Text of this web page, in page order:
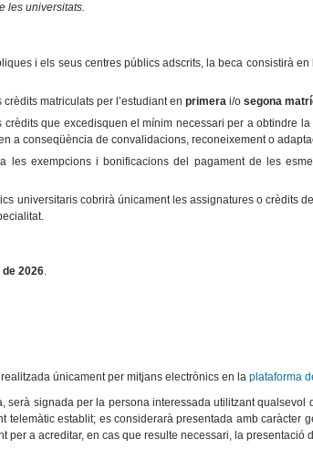
les universitats.
i els seus centres públics adscrits, la beca consistirà
matriculats per l’estudiant en primera i/o segona
que excedisquen el mínim necessari per a obtindre
a conseqüència de convalidacions, reconeixement o
les exempcions i bonificacions del pagament de les
universitaris cobrirà únicament les assignatures o crèdits
2026.
únicament per mitjans electrònics en la plataforma
serà signada per la persona interessada utilitzant
establit; es considerarà presentada amb caràcter
per a acreditar, en cas que resulte necessari, la presentació